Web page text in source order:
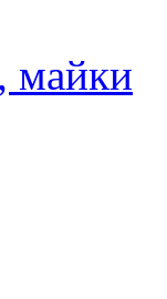
майки